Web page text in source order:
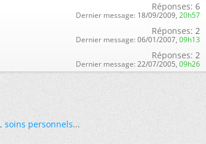
Réponses: 6
Dernier message: 18/09/2009, 20h57
Réponses: 2
Dernier message: 06/01/2007, 09h13
Réponses: 2
Dernier message: 22/07/2005, 09h26
,soins personnels...